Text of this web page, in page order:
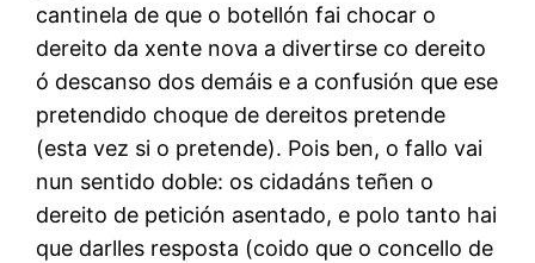
cantinela de que o botellón fai chocar o
dereito da xente nova a divertirse co dereito
ó descanso dos demáis e a confusión que ese
pretendido choque de dereitos pretende
(esta vez si o pretende). Pois ben, o fallo vai
nun sentido doble: os cidadáns teñen o
dereito de petición asentado, e polo tanto hai
que darlles resposta (coido que o concello de